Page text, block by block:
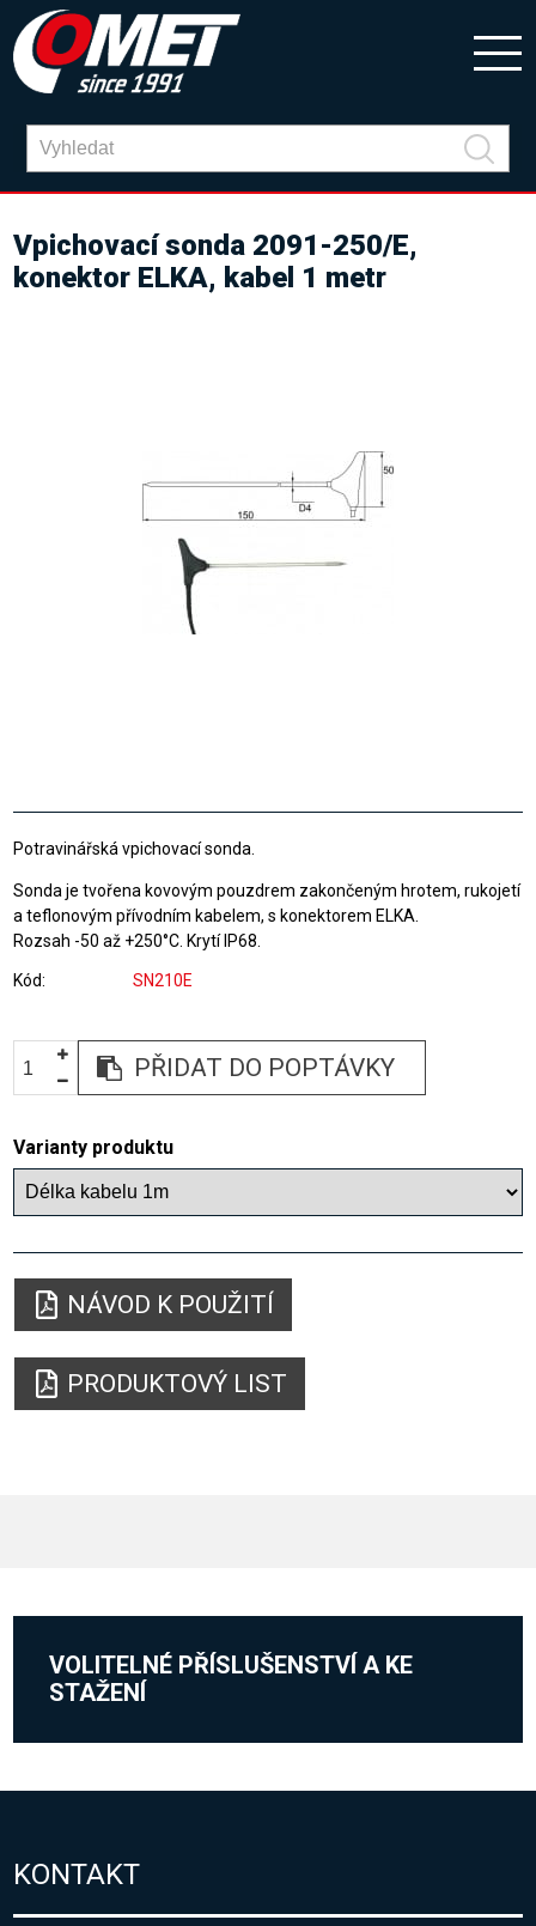
Vpichovací sonda 2091-250/E,
konektor ELKA, kabel 1 metr
Potravinářská vpichovací sonda.
Sonda je tvořena kovovým pouzdrem zakončeným hrotem, rukojetí
a teflonovým přívodním kabelem, s konektorem ELKA.
Rozsah -50 až +250°C. Krytí IP68.
Kód SN210E
PŘIDAT DO POPTÁVKY
Varianty produktu
NÁVOD K POUŽITÍ
PRODUKTOVÝ LIST
VOLITELNÉ PŘÍSLUŠENSTVÍ A KE
STAŽENÍ
KONTAKT